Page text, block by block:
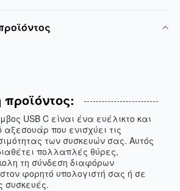
USB C είναι ένα ευέλικτο και
που ενισχύει τις
των συσκευών σας. Αυτός
πολλαπλές θύρες,
τη σύνδεση διαφόρων
φορητό υπολογιστή σας ή σε
συσκευές.